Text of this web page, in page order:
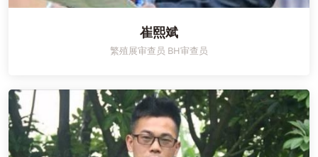
崔熙斌
繁殖展审查员 BH审查员